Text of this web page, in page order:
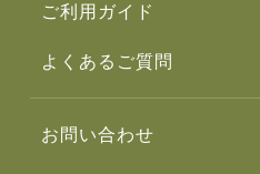
ご利用ガイド
よくあるご質問
お問い合わせ